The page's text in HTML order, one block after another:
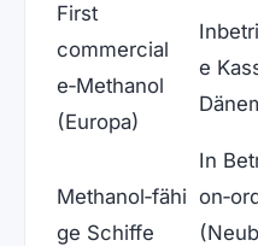
First
commercial
e‑Methanol
(Europa)
e
Methanol‑fähi
ge Schiffe
In